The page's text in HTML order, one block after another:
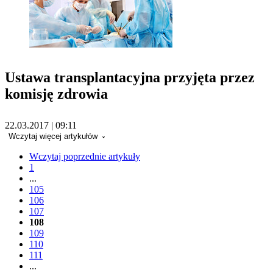
Ustawa transplantacyjna przyjęta przez
komisję zdrowia
22.03.2017 | 09:11
Wczytaj więcej artykułów
Wczytaj poprzednie artykuły
1
...
105
106
107
108
109
110
111
...